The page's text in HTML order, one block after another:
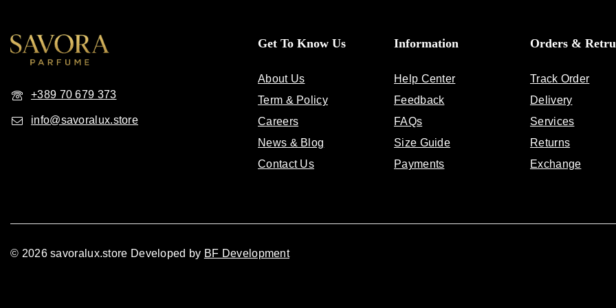
+389 70 679 373
info@savoralux.store
Get To Know Us
About Us
Term & Policy
Careers
News & Blog
Contact Us
Information
Help Center
Feedback
FAQs
Size Guide
Payments
Orders &
Track Order
Delivery
Services
Returns
Exchange
© 2026 savoralux.store Developed by BF Development